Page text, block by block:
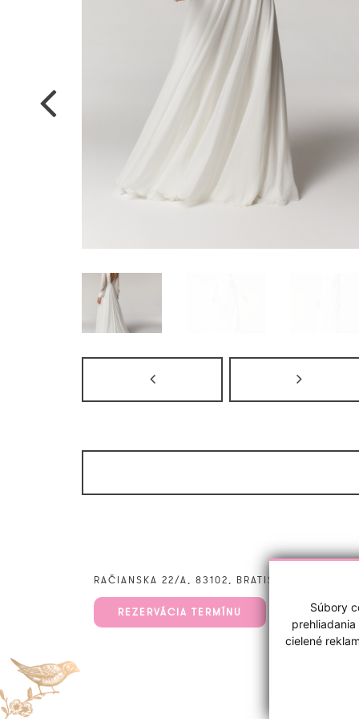
Súbory
cielené
RAČIANSKA 22/A, 83102, BRATISLAVA (NOVÉ
REZERVÁCIA TERMÍNU